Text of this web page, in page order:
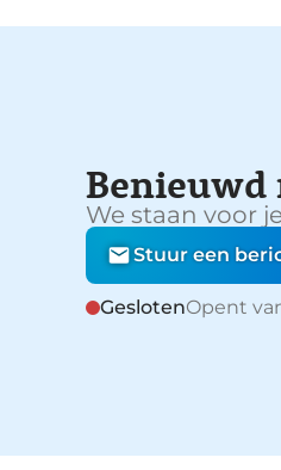
Benieuwd
We staan voor
Stuur een
GeslotenOpent